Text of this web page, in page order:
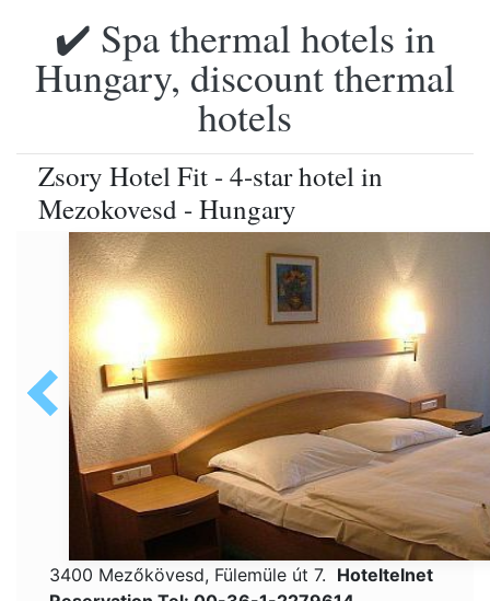
✔️ Spa thermal hotels in
Hungary, discount thermal
hotels
Zsory Hotel Fit - 4-star hotel in
Mezokovesd - Hungary
3400 Mezőkövesd, Fülemüle út 7. Hoteltelnet